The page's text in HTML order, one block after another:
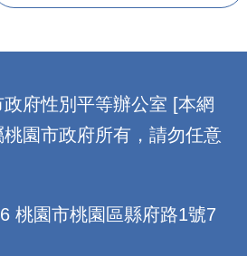
府性別平等辦公室 [本網
園市政府所有，請勿任意
園市桃園區縣府路1號7